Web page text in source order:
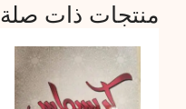
منتجات ذات صلة